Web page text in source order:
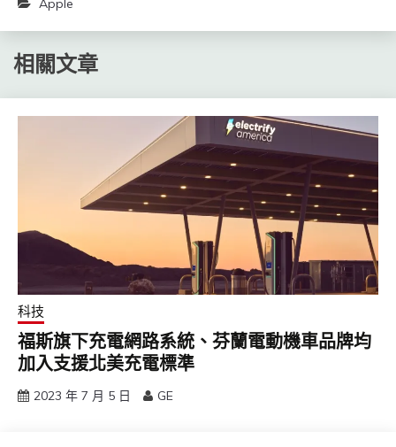
Apple
相關文章
科技
福斯旗下充電網路系統、芬蘭電動機車品牌均
加入支援北美充電標準
2023 年 7 月 5 日 GE